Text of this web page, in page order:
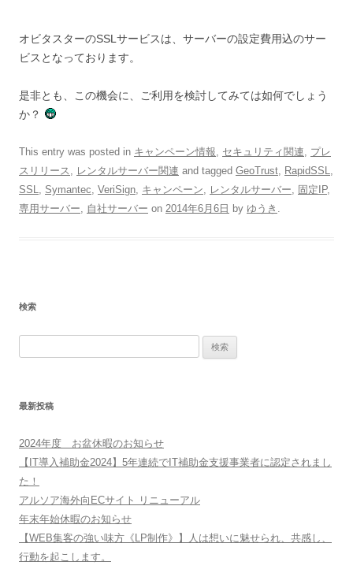
オビタスターのSSLサービスは、サーバーの設定費用込のサー
ビスとなっております。
是非とも、この機会に、ご利用を検討してみては如何でしょう
か？
This entry was posted in キャンペーン情報 セキュリティ関連
プレ
スリリース
レンタルサーバー関連 and tagged GeoTrust RapidSSL
SSL
Symantec VeriSign キャンペーン レンタルサーバー 固定IP,
専用サーバー
自社サーバー on 2014年6月6日 by ゆうき
検索
最新投稿
2024年度 お盆休暇のお知らせ
【IT導入補助金2024】5年連続でIT補助金支援事業者に認定されまし
た！
アルソア海外向ECサイト リニューアル
年末年始休暇のお知らせ
【WEB集客の強い味方《LP制作》】人は想いに魅せられ、共感し、
行動を起こします。